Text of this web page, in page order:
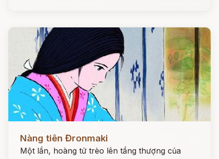
Nàng tiên Đronmaki
Một lần, hoàng tử trèo lên tầng thượng của